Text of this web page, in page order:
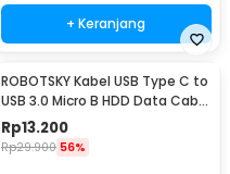
+ Keranjang
ROBOTSKY Kabel USB Type C to
USB 3.0 Micro B HDD Data Cable
1M - SGC10
Rp13.200
Rp29.900 56%